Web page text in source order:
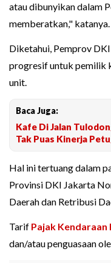
atau dibunyikan dalam
memberatkan," katanya.
Diketahui, Pemprov
progresif untuk pemilik
unit.
Baca Juga:
Kafe Di Jalan
Tak Puas Kinerja
Hal ini tertuang dalam
Provinsi DKI Jakarta
Daerah dan Retribusi
Tarif Pajak
dan/atau penguasaan